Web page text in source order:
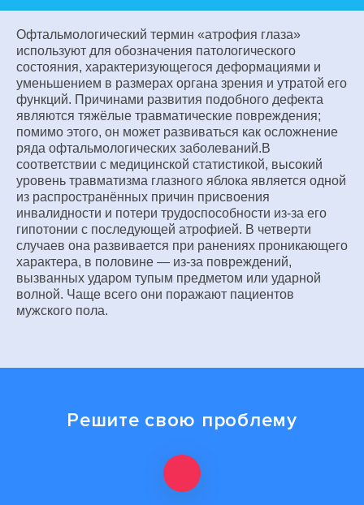
Офтальмологический термин «атрофия глаза»
используют для обозначения патологического
состояния, характеризующегося деформациями и
уменьшением в размерах органа зрения и утратой его
функций. Причинами развития подобного дефекта
являются тяжёлые травматические повреждения;
помимо этого, он может развиваться как осложнение
ряда офтальмологических заболеваний.В
соответствии с медицинской статистикой, высокий
уровень травматизма глазного яблока является одной
из распространённых причин присвоения
инвалидности и потери трудоспособности из-за его
гипотонии с последующей атрофией. В четверти
случаев она развивается при ранениях проникающего
характера, в половине — из-за повреждений,
вызванных ударом тупым предметом или ударной
волной. Чаще всего они поражают пациентов
мужского пола.
Решите свою проблему